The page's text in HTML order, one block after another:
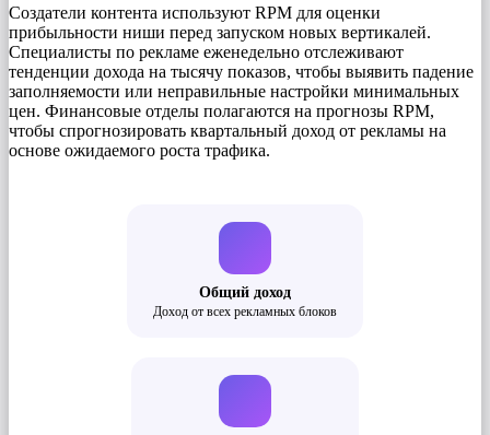
Создатели контента используют RPM для оценки
прибыльности ниши перед запуском новых вертикалей.
Специалисты по рекламе еженедельно отслеживают
тенденции дохода на тысячу показов, чтобы выявить падение
заполняемости или неправильные настройки минимальных
цен. Финансовые отделы полагаются на прогнозы RPM,
чтобы спрогнозировать квартальный доход от рекламы на
основе ожидаемого роста трафика.
Общий доход
Доход от всех рекламных блоков